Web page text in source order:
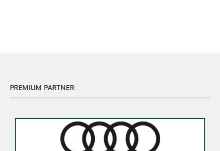
PREMIUM PARTNER